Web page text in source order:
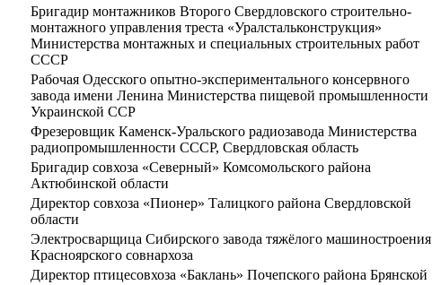
Бригадир монтажников Второго Свердловского строительно-
монтажного управления треста «Уралстальконструкция»
Министерства монтажных и специальных строительных работ
СССР
Рабочая Одесского опытно-экспериментального консервного
завода имени Ленина Министерства пищевой промышленности
Украинской ССР
Фрезеровщик Каменск-Уральского радиозавода Министерства
радиопромышленности СССР, Свердловская область
Бригадир совхоза «Северный» Комсомольского района
Актюбинской области
Директор совхоза «Пионер» Талицкого района Свердловской
области
Электросварщица Сибирского завода тяжёлого машиностроения
Красноярского совнархоза
Директор птицесовхоза «Баклань» Почепского района Брянской